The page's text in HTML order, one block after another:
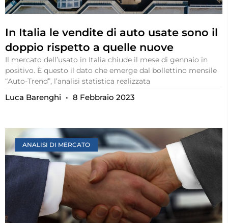
In Italia le vendite di auto usate sono il
doppio rispetto a quelle nuove
Il mercato dell’usato in Italia chiude il mese di gennaio in
positivo. È questo il dato che emerge dal bollettino mensile
“Auto-Trend”, l’analisi statistica realizzata
Luca Barenghi 8 Febbraio 2023
ANALISI DI MERCATO